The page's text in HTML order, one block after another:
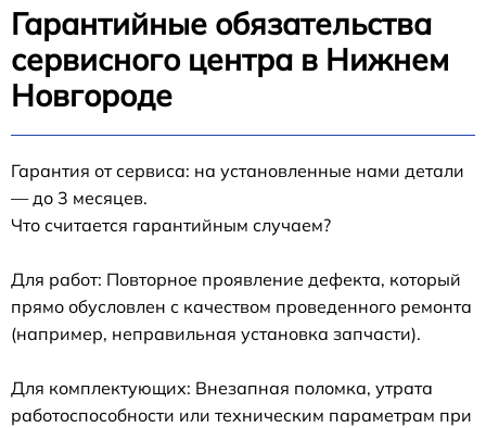
Гарантийные обязательства
сервисного центра в Нижнем
Новгороде
Гарантия от сервиса: на установленные нами детали
— до 3 месяцев.
Что считается гарантийным случаем?
Для работ: Повторное проявление дефекта, который
прямо обусловлен с качеством проведенного ремонта
(например, неправильная установка запчасти).
Для комплектующих: Внезапная поломка, утрата
работоспособности или техническим параметрам при